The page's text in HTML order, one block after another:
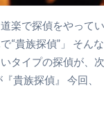
楽で探偵をやって
“貴族探偵”」 そん
タイプの探偵が、
『貴族探偵』 今回、